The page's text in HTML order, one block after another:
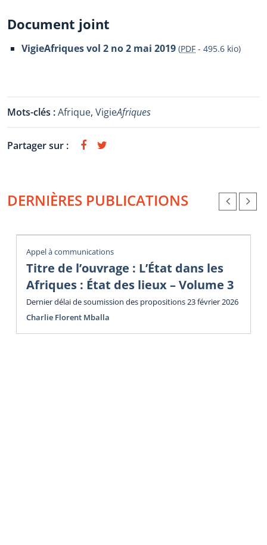
Document joint
VigieAfriques vol 2 no 2 mai 2019 (PDF - 495.6 kio)
Mots-clés :Afrique, VigieAfriques
Partager sur :
DERNIÈRES PUBLICATIONS
Appel à communications
Titre de l’ouvrage : L’État dans les
Afriques : État des lieux – Volume 3
Dernier délai de soumission des propositions 23 février 2026
Charlie Florent Mballa